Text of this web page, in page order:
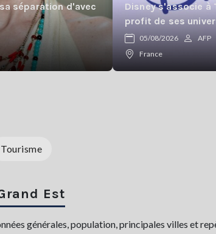
séparation d'avec
Disney s'associe à
profit de ses
05/08/2026
AFP
France
Tourisme
Est
générales, population, principales villes et